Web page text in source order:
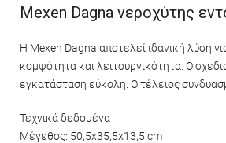
Mexen Dagna νεροχύτης
Η Mexen Dagna αποτελεί ιδανική λύση
κομψότητα και λειτουργικότητα. Ο
εγκατάσταση εύκολη. Ο τέλειος
Τεχνικά δεδομένα
Μέγεθος: 50,5x35,5x13,5 cm